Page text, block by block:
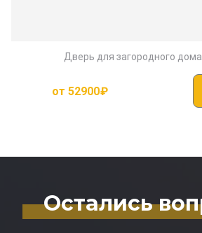
Дверь для загородного дома
от 52900₽
Остались